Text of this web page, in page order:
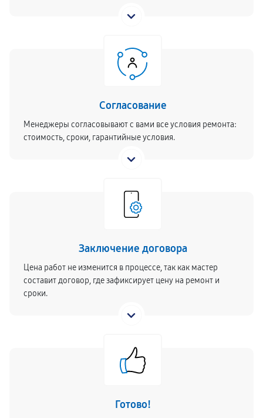
Согласование
Менеджеры согласовывают с вами все условия ремонта:
стоимость, сроки, гарантийные условия.
Заключение договора
Цена работ не изменится в процессе, так как мастер
составит договор, где зафиксирует цену на ремонт и
сроки.
Готово!